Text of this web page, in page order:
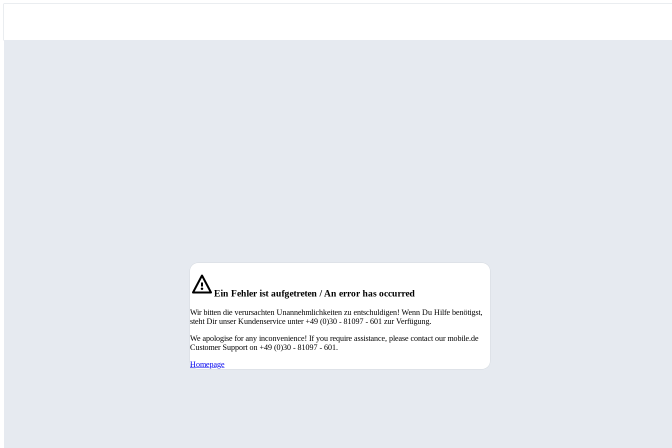
Ein Fehler ist aufgetreten / An error has occurred
Wir bitten die verursachten Unannehmlichkeiten zu entschuldigen! Wenn Du Hilfe benötigst,
steht Dir unser Kundenservice unter +49 (0)30 - 81097 - 601 zur Verfügung.
We apologise for any inconvenience! If you require assistance, please contact our mobile.de
Customer Support on +49 (0)30 - 81097 - 601.
Homepage